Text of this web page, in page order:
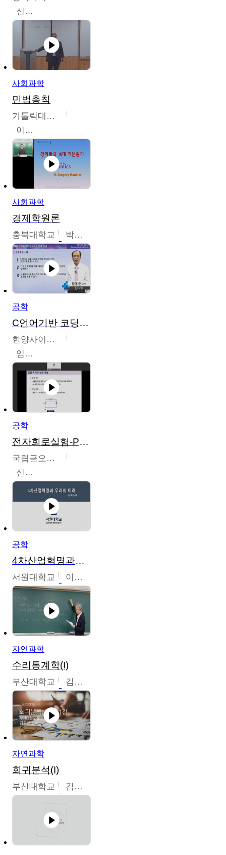
신광수
사회과학
민법총칙
가톨릭대학교
이홍민
사회과학
경제학원론
충북대학교 박철호
공학
C언어기반 코딩교육
한양사이버대학교
임동균
공학
전자회로실험-PSPICE 시뮬레이션
국립금오공과대학교
신경욱
공학
4차산업혁명과우리의미래
서원대학교 이병권
자연과학
수리통계학(I)
부산대학교 김충락
자연과학
회귀분석(I)
부산대학교 김충락